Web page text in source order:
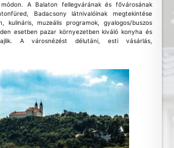
A Balaton fellegvárának és fővárosának
Badacsony látnivalóinak megtekintése
kulináris, muzeális programok, gyalogos/buszos
esetben pazar környezetben kiváló konyha és
A városnézést délutáni, esti vásárlás,